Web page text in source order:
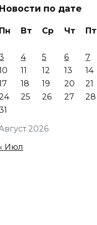
Новости по дате
2026
Пн Вт Ср Чт Пт
4 5 6 7
11 12 13 14
18 19 20 21
25 26 27 28
Июл